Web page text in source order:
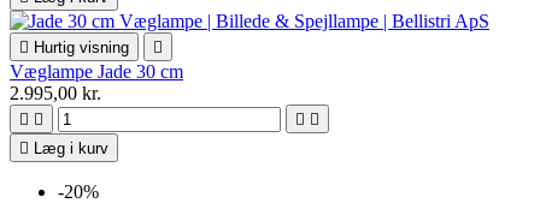
 Hurtig visning 
Væglampe Jade 30 cm
2.995,00 kr.
   
 Læg i kurv
-20%